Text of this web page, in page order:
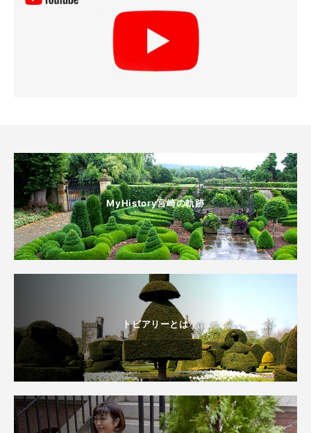
MyHistory宮崎の軌跡
トピアリーとは